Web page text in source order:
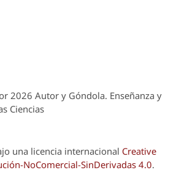
2026 Autor y Góndola. Enseñanza y
Ciencias
una licencia internacional Creative
NoComercial-SinDerivadas 4.0.